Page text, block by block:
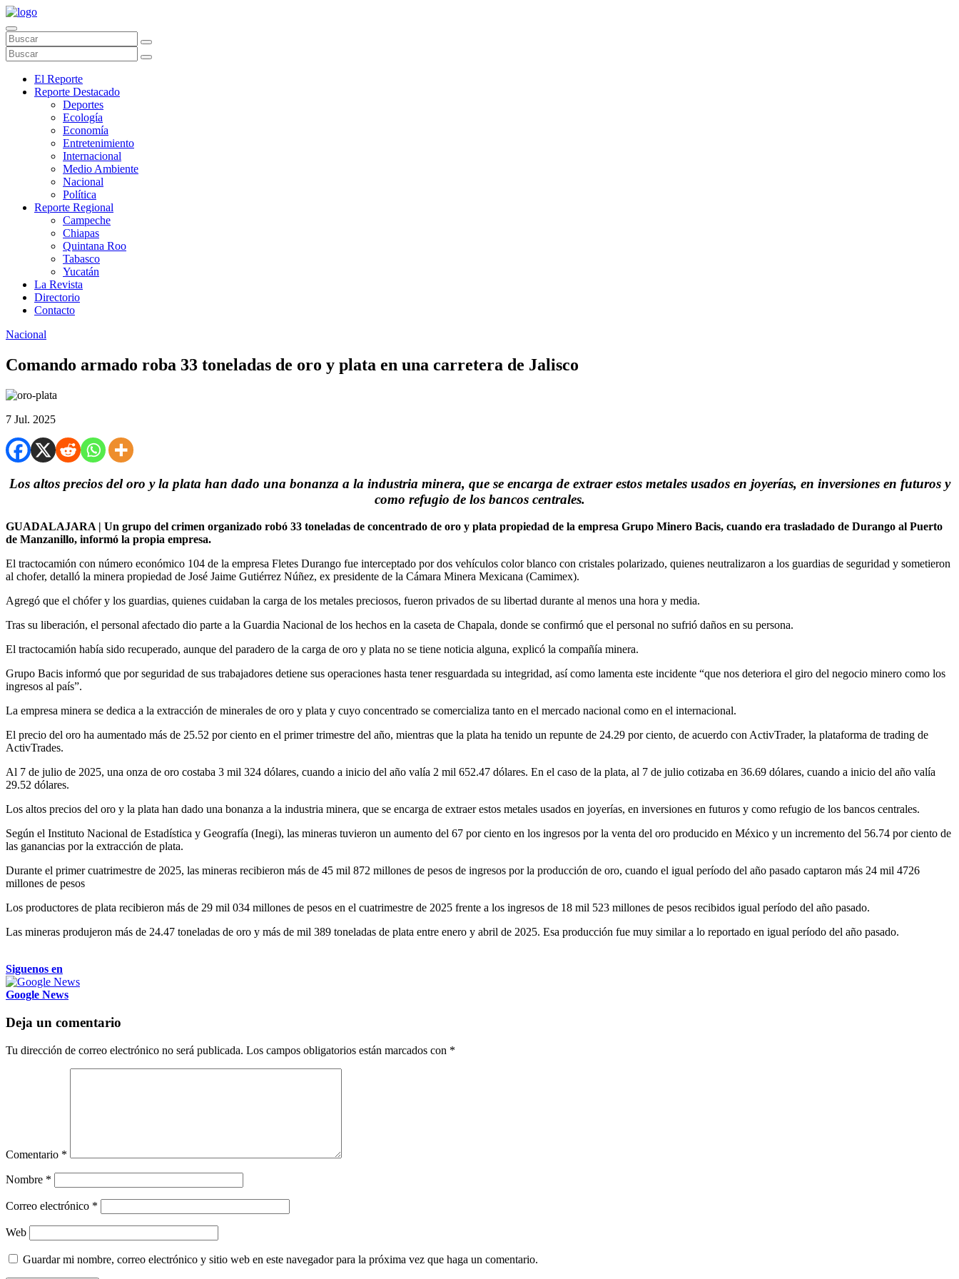
El Reporte
Reporte Destacado
Deportes
Ecología
Economía
Entretenimiento
Internacional
Medio Ambiente
Nacional
Política
Reporte Regional
Campeche
Chiapas
Quintana Roo
Tabasco
Yucatán
La Revista
Directorio
Contacto
Nacional
Comando armado roba 33 toneladas de oro y plata en una carretera de Jalisco
7 Jul. 2025
Los altos precios del oro y la plata han dado una bonanza a la industria minera, que se encarga de extraer estos metales usados en joyerías, en inversiones en futuros y
como refugio de los bancos centrales.
GUADALAJARA | Un grupo del crimen organizado robó 33 toneladas de concentrado de oro y plata propiedad de la empresa Grupo Minero Bacis, cuando era trasladado de Durango al Puerto
de Manzanillo, informó la propia empresa.
El tractocamión con número económico 104 de la empresa Fletes Durango fue interceptado por dos vehículos color blanco con cristales polarizado, quienes neutralizaron a los guardias de seguridad y sometieron
al chofer, detalló la minera propiedad de José Jaime Gutiérrez Núñez, ex presidente de la Cámara Minera Mexicana (Camimex).
Agregó que el chófer y los guardias, quienes cuidaban la carga de los metales preciosos, fueron privados de su libertad durante al menos una hora y media.
Tras su liberación, el personal afectado dio parte a la Guardia Nacional de los hechos en la caseta de Chapala, donde se confirmó que el personal no sufrió daños en su persona.
El tractocamión había sido recuperado, aunque del paradero de la carga de oro y plata no se tiene noticia alguna, explicó la compañía minera.
Grupo Bacis informó que por seguridad de sus trabajadores detiene sus operaciones hasta tener resguardada su integridad, así como lamenta este incidente “que nos deteriora el giro del negocio minero como los
ingresos al país”.
La empresa minera se dedica a la extracción de minerales de oro y plata y cuyo concentrado se comercializa tanto en el mercado nacional como en el internacional.
El precio del oro ha aumentado más de 25.52 por ciento en el primer trimestre del año, mientras que la plata ha tenido un repunte de 24.29 por ciento, de acuerdo con ActivTrader, la plataforma de trading de
ActivTrades.
Al 7 de julio de 2025, una onza de oro costaba 3 mil 324 dólares, cuando a inicio del año valía 2 mil 652.47 dólares. En el caso de la plata, al 7 de julio cotizaba en 36.69 dólares, cuando a inicio del año valía
29.52 dólares.
Los altos precios del oro y la plata han dado una bonanza a la industria minera, que se encarga de extraer estos metales usados en joyerías, en inversiones en futuros y como refugio de los bancos centrales.
Según el Instituto Nacional de Estadística y Geografía (Inegi), las mineras tuvieron un aumento del 67 por ciento en los ingresos por la venta del oro producido en México y un incremento del 56.74 por ciento de
las ganancias por la extracción de plata.
Durante el primer cuatrimestre de 2025, las mineras recibieron más de 45 mil 872 millones de pesos de ingresos por la producción de oro, cuando el igual período del año pasado captaron más 24 mil 4726
millones de pesos
Los productores de plata recibieron más de 29 mil 034 millones de pesos en el cuatrimestre de 2025 frente a los ingresos de 18 mil 523 millones de pesos recibidos igual período del año pasado.
Las mineras produjeron más de 24.47 toneladas de oro y más de mil 389 toneladas de plata entre enero y abril de 2025. Esa producción fue muy similar a lo reportado en igual período del año pasado.
Siguenos en
Google News
Deja un comentario
Tu dirección de correo electrónico no será publicada. Los campos obligatorios están marcados con *
Comentario *
Nombre *
Correo electrónico *
Web
Guardar mi nombre, correo electrónico y sitio web en este navegador para la próxima vez que haga un comentario.